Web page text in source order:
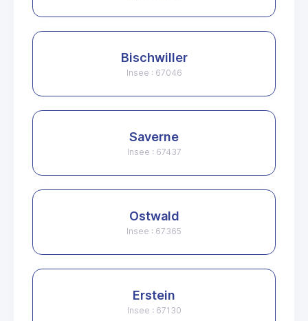
Bischwiller
Insee : 67046
Saverne
Insee : 67437
Ostwald
Insee : 67365
Erstein
Insee : 67130